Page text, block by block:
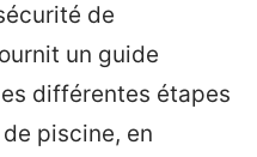
de
un guide
différentes étapes
piscine, en